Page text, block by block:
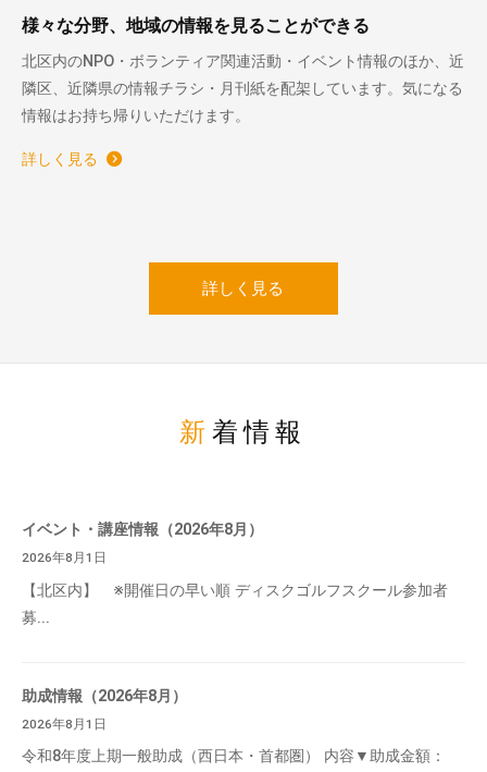
様々な分野、地域の情報を見ることができる
北区内のNPO・ボランティア関連活動・イベント情報のほか、近
隣区、近隣県の情報チラシ・月刊紙を配架しています。気になる
情報はお持ち帰りいただけます。
詳しく見る
詳しく見る
新着情報
イベント・講座情報（2026年8月）
2026年8月1日
【北区内】 ※開催日の早い順 ディスクゴルフスクール参加者
募...
助成情報（2026年8月）
2026年8月1日
令和8年度上期一般助成（西日本・首都圏） 内容▼助成金額：